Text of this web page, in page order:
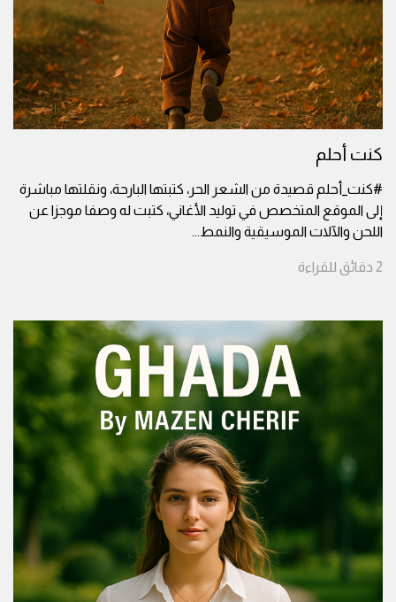
كنت أحلم
#كنت_أحلم قصيدة من الشعر الحر، كتبتها البارحة، ونقلتها مباشرة
إلى الموقع المتخصص في توليد الأغاني، كتبت له وصفا موجزا عن
اللحن والآلات الموسيقية والنمط...
2 دقائق للقراءة